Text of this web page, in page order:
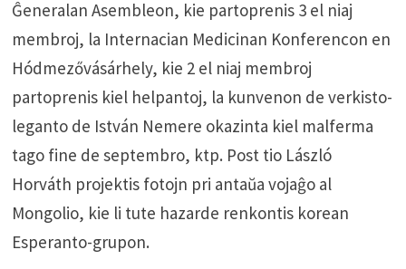
Ĝeneralan Asembleon, kie partoprenis 3 el niaj
membroj, la Internacian Medicinan Konferencon en
Hódmezővásárhely, kie 2 el niaj membroj
partoprenis kiel helpantoj, la kunvenon de verkisto-
leganto de István Nemere okazinta kiel malferma
tago fine de septembro, ktp. Post tio László
Horváth projektis fotojn pri antaŭa vojaĝo al
Mongolio, kie li tute hazarde renkontis korean
Esperanto-grupon.